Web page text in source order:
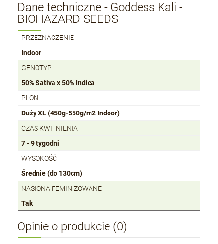
Dane techniczne - Goddess Kali -
BIOHAZARD SEEDS
PRZEZNACZENIE
Indoor
GENOTYP
50% Sativa x 50% Indica
PLON
Duży XL (450g-550g/m2 Indoor)
CZAS KWITNIENIA
7 - 9 tygodni
WYSOKOŚĆ
Średnie (do 130cm)
NASIONA FEMINIZOWANE
Tak
Opinie o produkcie (0)